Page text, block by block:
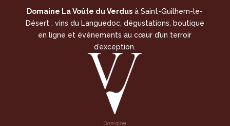
Domaine La Voûte du Verdus à Saint-Guilhem-le-
Désert : vins du Languedoc, dégustations, boutique
en ligne et événements au cœur d’un terroir
d’exception.